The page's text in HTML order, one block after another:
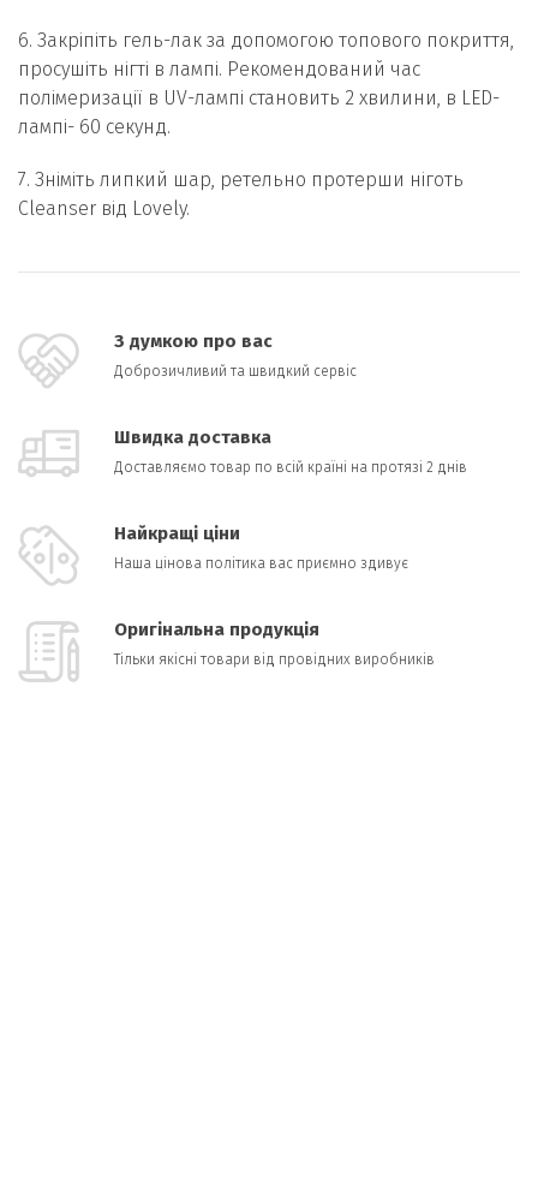
6. Закріпіть гель-лак за допомогою топового покриття,
просушіть нігті в лампі. Рекомендований час
полімеризації в UV-лампі становить 2 хвилини, в LED-
лампі- 60 секунд.
7. Зніміть липкий шар, ретельно протерши ніготь
Cleanser від Lovely.
З думкою про вас
Доброзичливий та швидкий сервіс
Швидка доставка
Доставляємо товар по всій країні на протязі 2 днів
Найкращі ціни
Наша цінова політика вас приємно здивує
Оригінальна продукція
Тільки якісні товари від провідних виробників